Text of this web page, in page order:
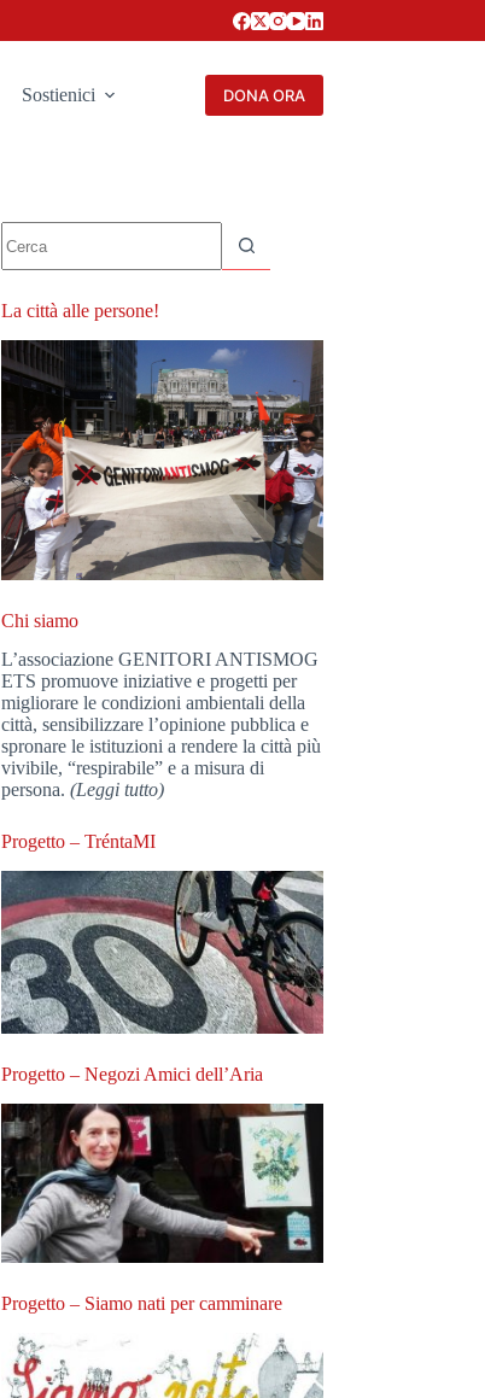
Sostienici DONA ORA
risultato
La città alle persone!
Chi siamo
L’associazione GENITORI ANTISMOG
ETS promuove iniziative e progetti per
migliorare le condizioni ambientali della
città, sensibilizzare l’opinione pubblica e
spronare le istituzioni a rendere la città più
vivibile, “respirabile” e a misura di
persona.(Leggi tutto)
Progetto – TréntaMI
Progetto – Negozi Amici dell’Aria
Progetto – Siamo nati per camminare